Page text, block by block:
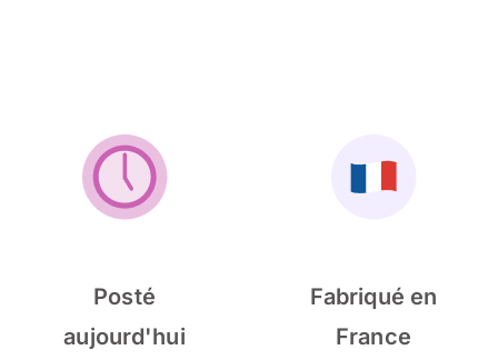
Posté
aujourd'hui
Fabriqué en
France